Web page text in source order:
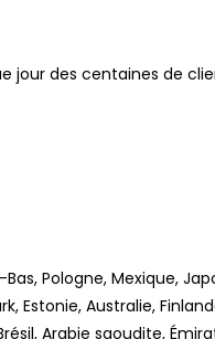
jour des centaines de
Pologne, Mexique,
Estonie, Australie,
Arabie saoudite,